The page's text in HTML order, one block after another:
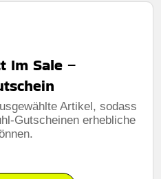
Im Sale –
Artikel, sodass
Gutscheinen erhebliche